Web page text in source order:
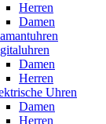
Herren
Damen
Damen
Herren
Uhren
Damen
Herren